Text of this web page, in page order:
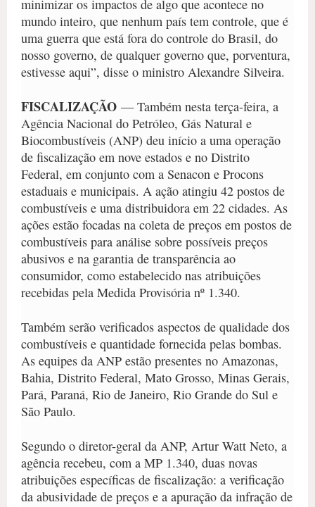
minimizar os impactos de algo que acontece no
mundo inteiro, que nenhum país tem controle, que é
uma guerra que está fora do controle do Brasil, do
nosso governo, de qualquer governo que, porventura,
estivesse aqui”, disse o ministro Alexandre Silveira.
FISCALIZAÇÃO — Também nesta terça-feira, a
Agência Nacional do Petróleo, Gás Natural e
Biocombustíveis (ANP) deu início a uma operação
de fiscalização em nove estados e no Distrito
Federal, em conjunto com a Senacon e Procons
estaduais e municipais. A ação atingiu 42 postos de
combustíveis e uma distribuidora em 22 cidades. As
ações estão focadas na coleta de preços em postos de
combustíveis para análise sobre possíveis preços
abusivos e na garantia de transparência ao
consumidor, como estabelecido nas atribuições
recebidas pela Medida Provisória nº 1.340.
Também serão verificados aspectos de qualidade dos
combustíveis e quantidade fornecida pelas bombas.
As equipes da ANP estão presentes no Amazonas,
Bahia, Distrito Federal, Mato Grosso, Minas Gerais,
Pará, Paraná, Rio de Janeiro, Rio Grande do Sul e
São Paulo.
Segundo o diretor-geral da ANP, Artur Watt Neto, a
agência recebeu, com a MP 1.340, duas novas
atribuições específicas de fiscalização: a verificação
da abusividade de preços e a apuração da infração de